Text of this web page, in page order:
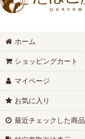
ホーム
ショッピングカート
マイページ
お気に入り
最近チェックした商品